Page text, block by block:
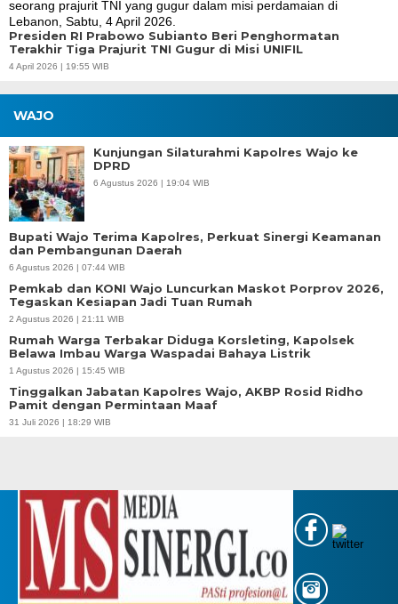
Presiden RI Prabowo Subianto Beri Penghormatan
Terakhir Tiga Prajurit TNI Gugur di Misi UNIFIL
4 April 2026 | 19:55 WIB
WAJO
Kunjungan Silaturahmi Kapolres Wajo ke
DPRD
6 Agustus 2026 | 19:04 WIB
Bupati Wajo Terima Kapolres, Perkuat Sinergi Keamanan
dan Pembangunan Daerah
6 Agustus 2026 | 07:44 WIB
Pemkab dan KONI Wajo Luncurkan Maskot Porprov 2026,
Tegaskan Kesiapan Jadi Tuan Rumah
2 Agustus 2026 | 21:11 WIB
Rumah Warga Terbakar Diduga Korsleting, Kapolsek
Belawa Imbau Warga Waspadai Bahaya Listrik
1 Agustus 2026 | 15:45 WIB
Tinggalkan Jabatan Kapolres Wajo, AKBP Rosid Ridho
Pamit dengan Permintaan Maaf
31 Juli 2026 | 18:29 WIB